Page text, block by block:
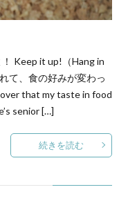
Keep it up!（Hang in
て、食の好みが変わっ
that my taste in food
senior […]
続きを読む